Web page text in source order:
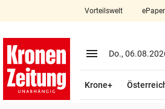
account_circle Anmelden
Vorteilswelt ePaper
menu Menü aufklappen
Do.,
Krone+